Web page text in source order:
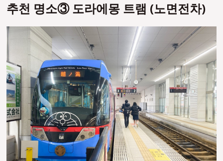
추천 명소③ 도라에몽 트램 (노면전차)